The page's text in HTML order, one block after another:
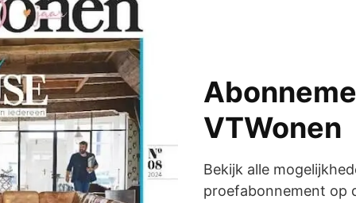
VTWonen
Bekijk alle
proefabonnement op